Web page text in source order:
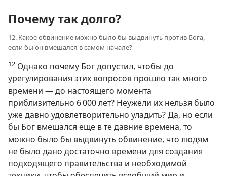
Почему так долго?
12. Какое обвинение можно было бы выдвинуть против Бога,
если бы он вмешался в самом начале?
12 Однако почему Бог допустил, чтобы до
урегулирования этих вопросов прошло так много
времени — до настоящего момента
приблизительно 6 000 лет? Неужели их нельзя было
уже давно удовлетворительно уладить? Да, но если
бы Бог вмешался еще в те давние времена, то
можно было бы выдвинуть обвинение, что людям
не было дано достаточно времени для создания
подходящего правительства и необходимой